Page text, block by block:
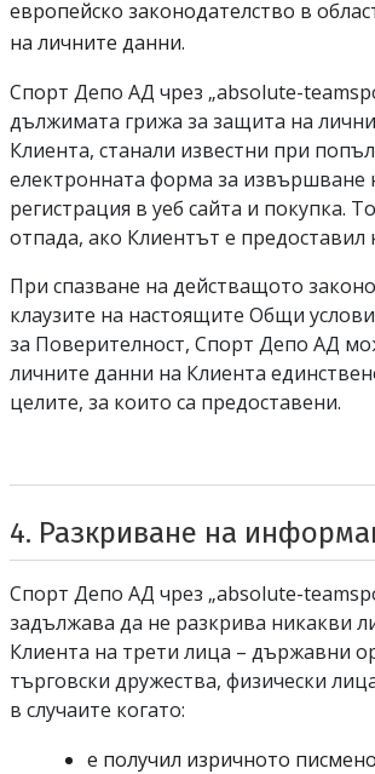
европейско законодателство в
на личните данни.
Спорт Депо АД Спорт депо А ДЕ
чрез „absolute-
дължимата грижа за защита на
Клиента, станали известни при
електронната форма за извършване
регистрация в уеб сайта и покупка.
отпада, ако Клиентът е предоставил
При спазване на действащото
клаузите на настоящите Общи
за Поверителност, Спорт Депо АД
личните данни на Клиента
целите, за които са предоставени.
4. Разкриване на
Спорт Депо АД Спорт депо А ДЕ
чрез „absolute-
задължава да не разкрива никакви
Клиента на трети лица – държавни
търговски дружества, физически
в случаите когато:
е получил изричното